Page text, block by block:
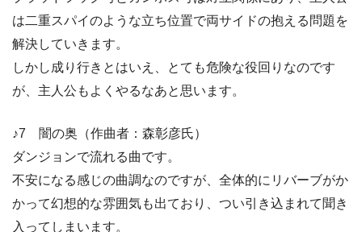
は二重スパイのような立ち位置で両サイドの抱える問題を
解決していきます。
しかし成り行きとはいえ、とても危険な役回りなのです
が、主人公もよくやるなあと思います。
♪7 闇の奥（作曲者：森彰彦氏）
ダンジョンで流れる曲です。
不安になる感じの曲調なのですが、全体的にリバーブがか
かって幻想的な雰囲気も出ており、つい引き込まれて聞き
入ってしまいます。